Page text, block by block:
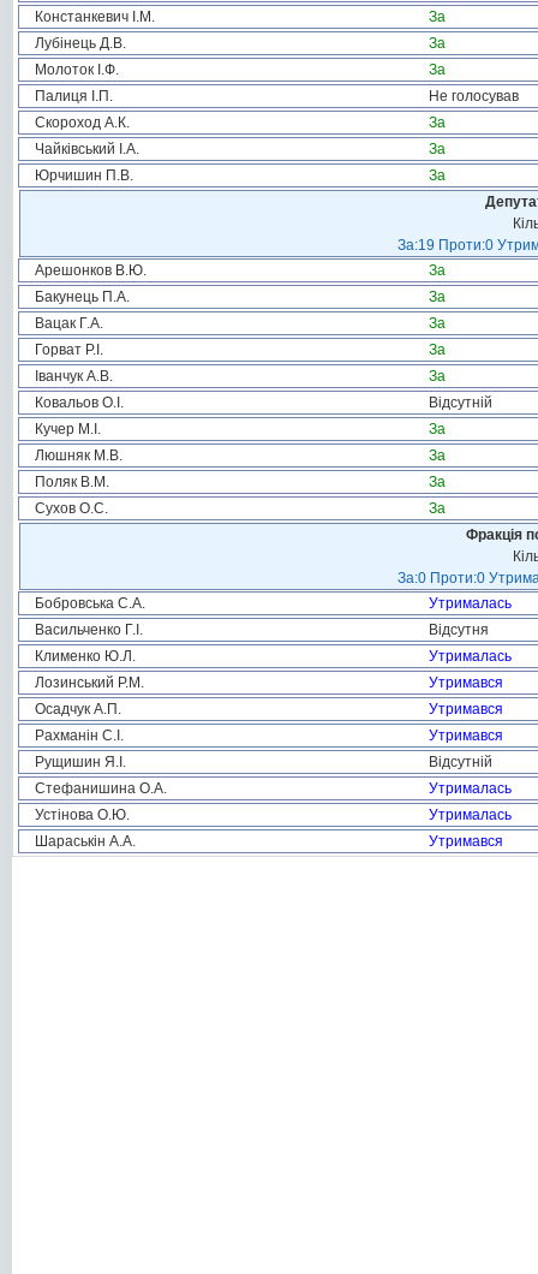
Констанкевич І.М.
За
Лубінець Д.В.
За
Молоток І.Ф.
За
Палиця І.П.
Не голосував
Скороход А.К.
За
Чайківський І.А.
За
Юрчишин П.В.
За
За:19 Проти:0
Арешонков В.Ю.
За
Бакунець П.А.
За
Вацак Г.А.
За
Горват Р.І.
За
Іванчук А.В.
За
Ковальов О.І.
Відсутній
Кучер М.І.
За
Люшняк М.В.
За
Поляк В.М.
За
Сухов О.С.
За
Фракція
За:0 Проти:0
Бобровська С.А.
Утрималась
Васильченко Г.І.
Відсутня
Клименко Ю.Л.
Утрималась
Лозинський Р.М.
Утримався
Осадчук А.П.
Утримався
Рахманін С.І.
Утримався
Рущишин Я.І.
Відсутній
Стефанишина О.А.
Утрималась
Устінова О.Ю.
Утрималась
Шараськін А.А.
Утримався